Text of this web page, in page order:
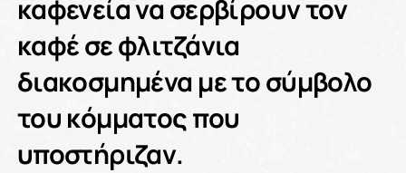
καφενεία να σερβίρουν τον
καφέ σε φλιτζάνια
διακοσμημένα με το σύμβολο
του κόμματος που
υποστήριζαν.